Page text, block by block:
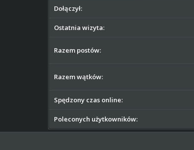
Dołączył:
Ostatnia wizyta:
Razem postów:
Razem wątków:
Spędzony czas online:
Poleconych użytkowników: